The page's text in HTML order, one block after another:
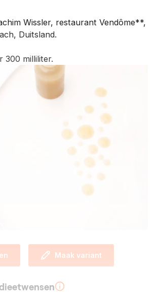
Wissler, restaurant Vendôme**,
Duitsland.
300 milliliter.
Maak variant